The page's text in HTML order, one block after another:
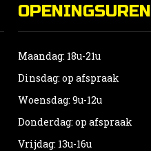
OPENINGSUREN
Maandag: 18u-21u
Dinsdag: op afspraak
Woensdag: 9u-12u
Donderdag: op afspraak
Vrijdag: 13u-16u